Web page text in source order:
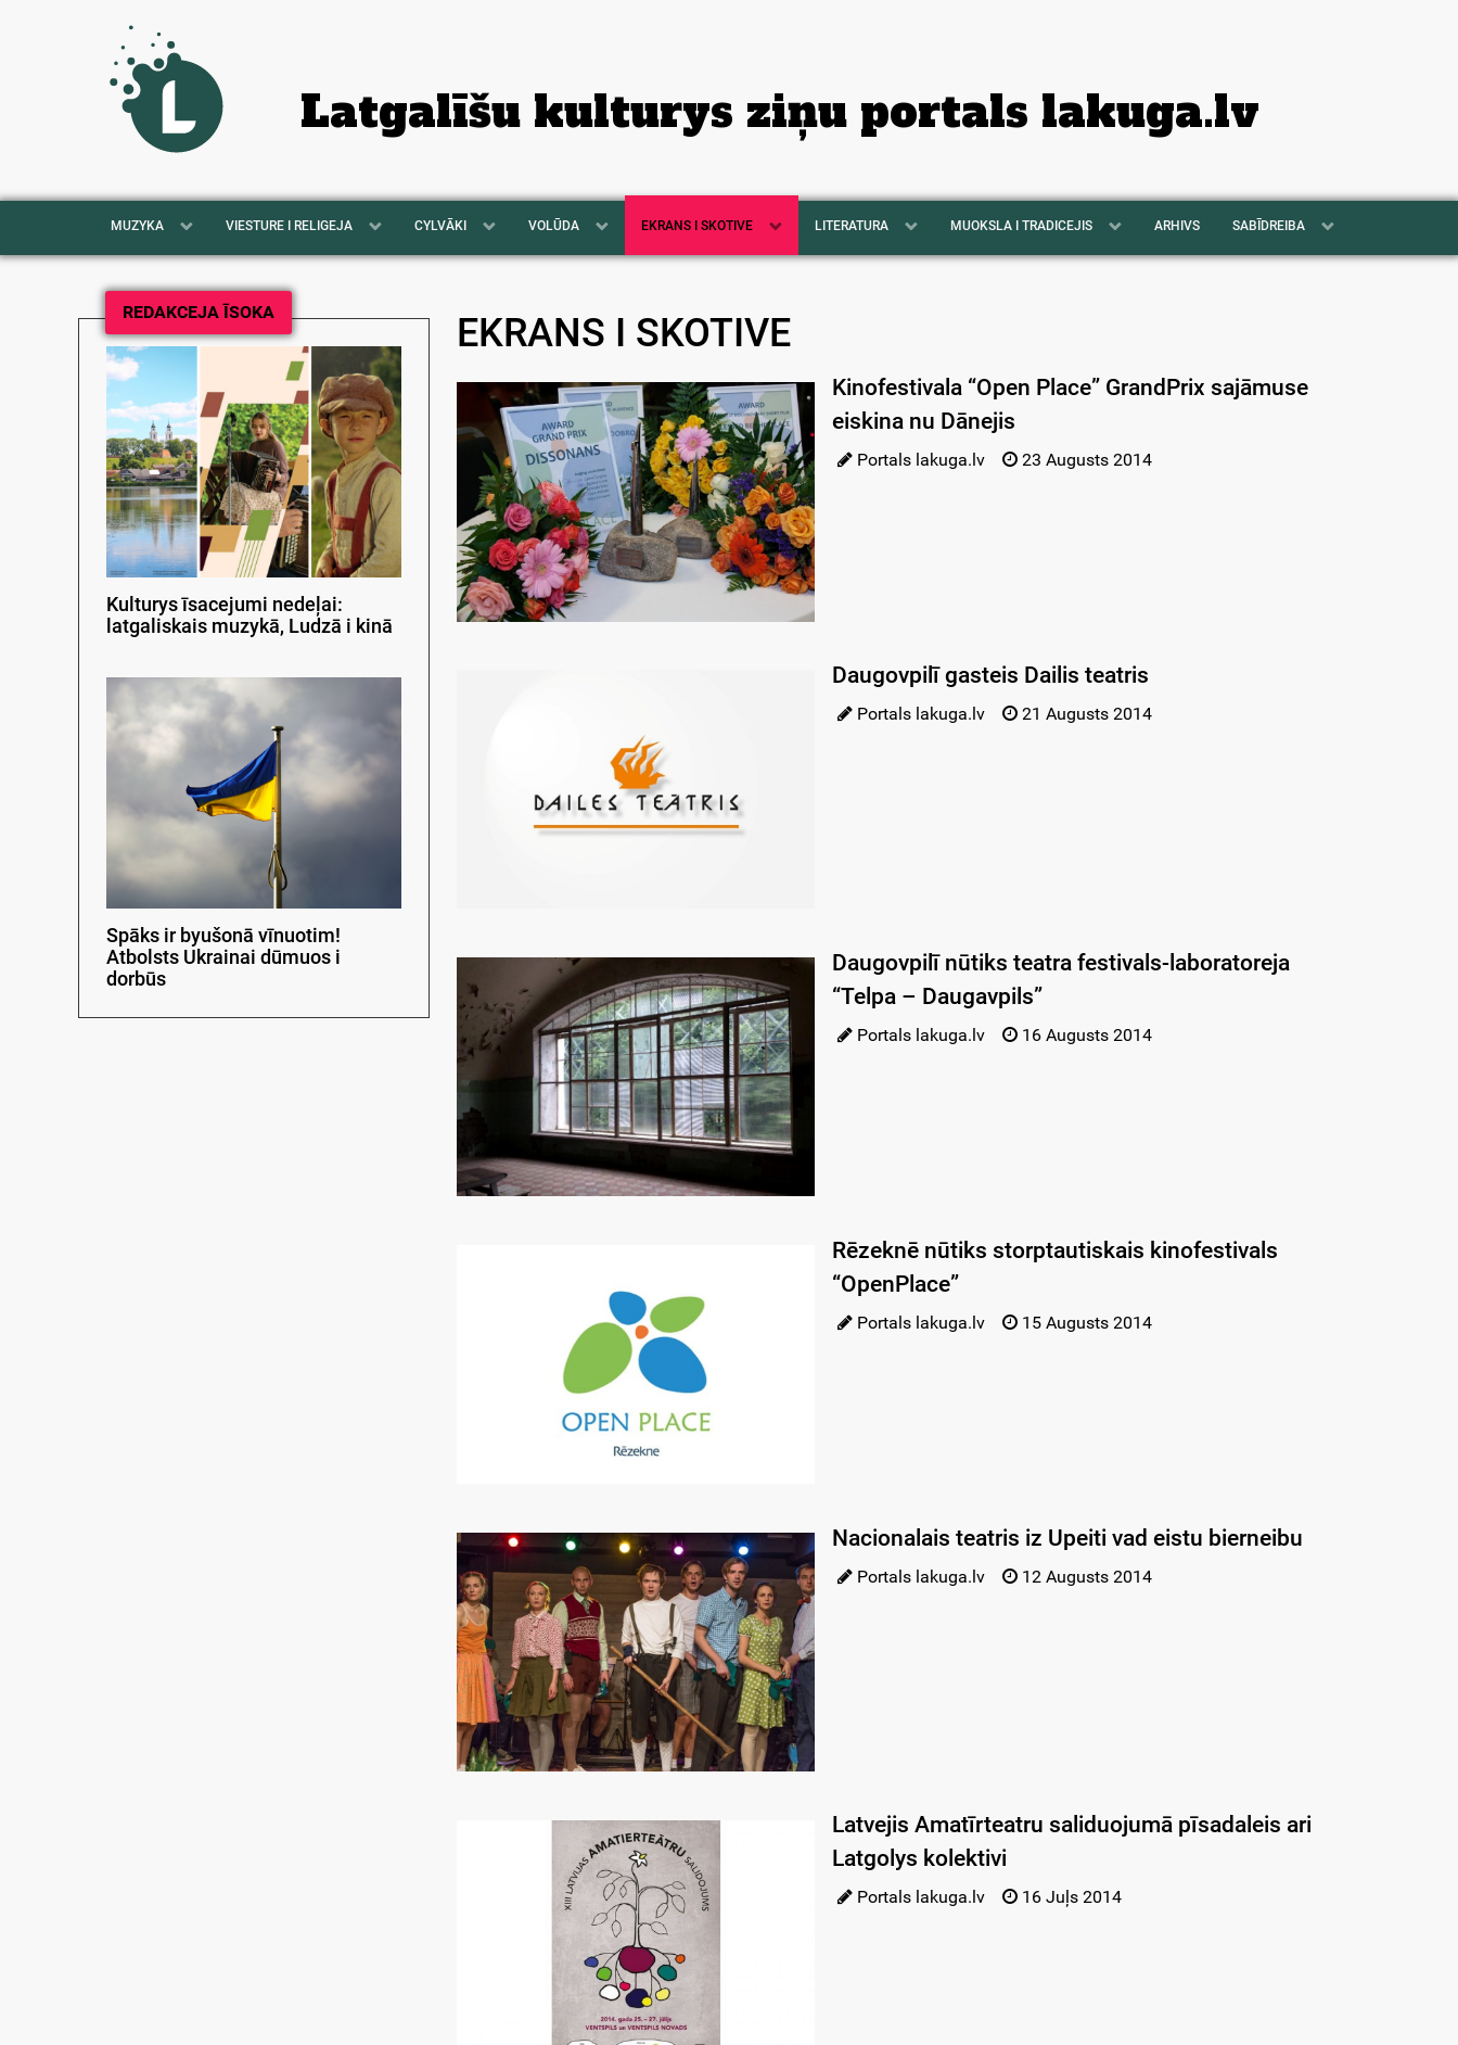
Latgalīšu kulturys ziņu portals lakuga.lv
MUZYKA VIESTURE I RELIGEJA CYLVĀKI VOLŪDA EKRANS I SKOTIVE LITERATURA MUOKSLA I TRADICEJIS ARHIVS SABĪDREIBA
REDAKCEJA ĪSOKA
Kulturys īsacejumi nedeļai:
latgaliskais muzykā, Ludzā i kinā
Spāks ir byušonā vīnuotim!
Atbolsts Ukrainai dūmuos i
dorbūs
EKRANS I SKOTIVE
Kinofestivala “Open Place” GrandPrix sajāmuse
eiskina nu Dānejis
Portals lakuga.lv 23 Augusts 2014
Daugovpilī gasteis Dailis teatris
Portals lakuga.lv 21 Augusts 2014
Daugovpilī nūtiks teatra festivals-laboratoreja
“Telpa – Daugavpils”
Portals lakuga.lv 16 Augusts 2014
Rēzeknē nūtiks storptautiskais kinofestivals
“OpenPlace”
Portals lakuga.lv 15 Augusts 2014
Nacionalais teatris iz Upeiti vad eistu bierneibu
Portals lakuga.lv 12 Augusts 2014
Latvejis Amatīrteatru saliduojumā pīsadaleis ari
Latgolys kolektivi
Portals lakuga.lv 16 Juļs 2014